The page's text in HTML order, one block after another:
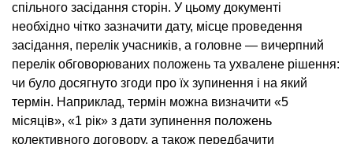
спільного засідання сторін. У цьому документі
необхідно чітко зазначити дату, місце проведення
засідання, перелік учасників, а головне — вичерпний
перелік обговорюваних положень та ухвалене рішення:
чи було досягнуто згоди про їх зупинення і на який
термін. Наприклад, термін можна визначити «5
місяців», «1 рік» з дати зупинення положень
колективного договору, а також передбачити